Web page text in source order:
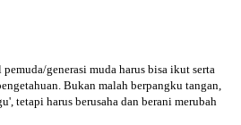
generasi muda harus bisa ikut serta
Bukan malah berpangku tangan,
tetapi harus berusaha dan berani merubah